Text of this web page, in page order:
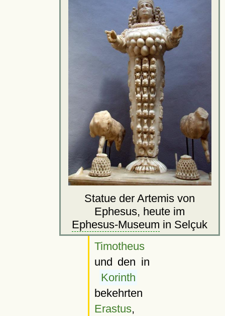
Statue der Artemis von
Ephesus, heute im
Ephesus-Museum in Selçuk
Timotheus
und den in
Korinth
bekehrten
Erastus,